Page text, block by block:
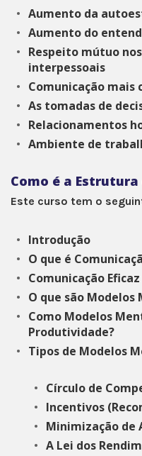
Aumento da
Aumento do
Respeito mútuo
interpessoais
Comunicação mais
As tomadas de
Relacionamentos
Ambiente de
Como é a
Este curso tem o
Introdução
O que é
Comunicação Eficaz
O que são Modelos
Como Modelos
Produtividade?
Tipos de Modelos
Círculo de
Incentivos
Minimização de
A Lei dos